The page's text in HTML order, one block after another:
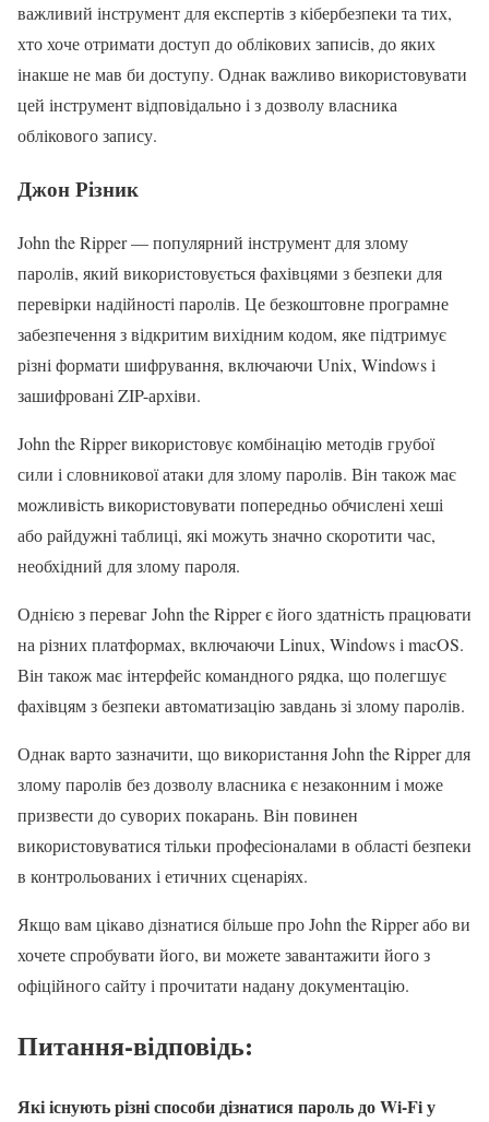
важливий інструмент для експертів з кібербезпеки та тих,
хто хоче отримати доступ до облікових записів, до яких
інакше не мав би доступу. Однак важливо використовувати
цей інструмент відповідально і з дозволу власника
облікового запису.
Джон Різник
John the Ripper — популярний інструмент для злому
паролів, який використовується фахівцями з безпеки для
перевірки надійності паролів. Це безкоштовне програмне
забезпечення з відкритим вихідним кодом, яке підтримує
різні формати шифрування, включаючи Unix, Windows і
зашифровані ZIP-архіви.
John the Ripper використовує комбінацію методів грубої
сили і словникової атаки для злому паролів. Він також має
можливість використовувати попередньо обчислені хеші
або райдужні таблиці, які можуть значно скоротити час,
необхідний для злому пароля.
Однією з переваг John the Ripper є його здатність працювати
на різних платформах, включаючи Linux, Windows і macOS.
Він також має інтерфейс командного рядка, що полегшує
фахівцям з безпеки автоматизацію завдань зі злому паролів.
Однак варто зазначити, що використання John the Ripper для
злому паролів без дозволу власника є незаконним і може
призвести до суворих покарань. Він повинен
використовуватися тільки професіоналами в області безпеки
в контрольованих і етичних сценаріях.
Якщо вам цікаво дізнатися більше про John the Ripper або ви
хочете спробувати його, ви можете завантажити його з
офіційного сайту і прочитати надану документацію.
Питання-відповідь:
Які існують різні способи дізнатися пароль до Wi-Fi у